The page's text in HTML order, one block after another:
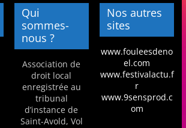
o
i
s
r
s
,
é
Qui
sommes-
nous ?
Association de
droit local
enregistrée au
tribunal
d’instance de
Saint-Avold, Vol
Nos autres
sites
www.fouleesdeno
el.com
www.festivalactu.f
r
www.9sensprod.c
om